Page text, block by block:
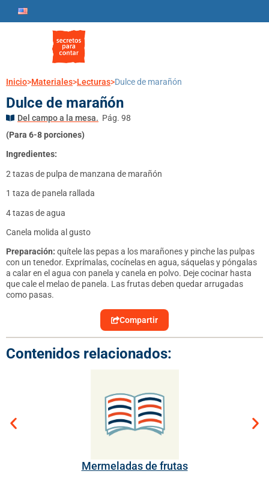
Inicio>Materiales>Lecturas>Dulce de marañón
Dulce de marañón
Del campo a la mesa. Pág. 98
(Para 6-8 porciones)
Ingredientes:
2 tazas de pulpa de manzana de marañón
1 taza de panela rallada
4 tazas de agua
Canela molida al gusto
Preparación: quítele las pepas a los marañones y pinche las pulpas
con un tenedor. Exprímalas, cocínelas en agua, sáquelas y póngalas
a calar en el agua con panela y canela en polvo. Deje cocinar hasta
que cale el melao de panela. Las frutas deben quedar arrugadas
como pasas.
Compartir
Contenidos relacionados:
Mermeladas de frutas